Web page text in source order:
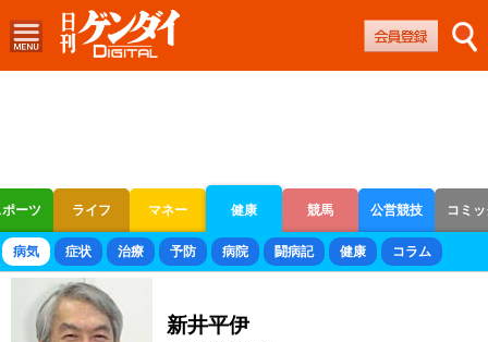
ーツ ライフ マネー 健康 競馬 公営競技 コミ
ボートレース 競輪 オートレース
病気 症状 治療 予防 病院 闘病記 健康 コラム
新井平伊